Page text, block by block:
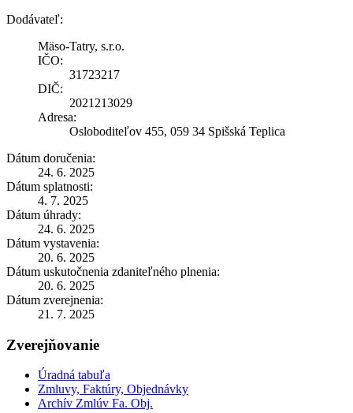
Dodávateľ:
Mäso-Tatry, s.r.o.
IČO:
31723217
DIČ:
2021213029
Adresa:
Osloboditeľov 455, 059 34 Spišská Teplica
Dátum doručenia:
24. 6. 2025
Dátum splatnosti:
4. 7. 2025
Dátum úhrady:
24. 6. 2025
Dátum vystavenia:
20. 6. 2025
Dátum uskutočnenia zdaniteľného plnenia:
20. 6. 2025
Dátum zverejnenia:
21. 7. 2025
Zverejňovanie
Úradná tabuľa
Zmluvy, Faktúry, Objednávky
Archív Zmlúv Fa. Obj.